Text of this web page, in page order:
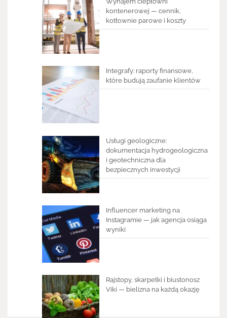
kontenerowej — cennik,
kotłownie parowe i koszty
Integrafy: raporty finansowe,
które budują zaufanie klientów
Usługi geologiczne:
dokumentacja hydrogeologiczna
i geotechniczna dla
bezpiecznych inwestycji
Influencer marketing na
Instagramie — jak agencja osiąga
wyniki
Rajstopy, skarpetki i biustonosz
Viki — bielizna na każdą okazję